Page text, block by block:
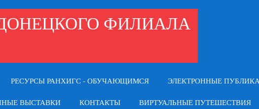
ДОНЕЦКОГО ФИЛИАЛА
РЕСУРСЫ РАНХИГС - ОБУЧАЮЩИМСЯ ЭЛЕКТРОННЫЕ
ВЫСТАВКИ КОНТАКТЫ ВИРТУАЛЬНЫЕ ПУТЕШЕСТВИЯ